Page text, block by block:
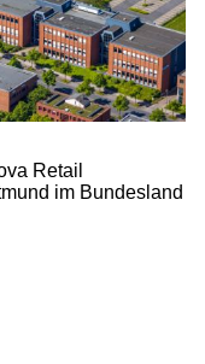
Retail
im Bundesland